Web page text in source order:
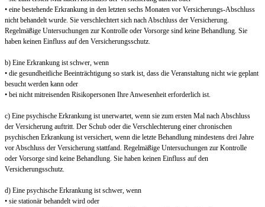
• eine bestehende Erkrankung in den letzten sechs Monaten vor Versicherungs-Abschluss
nicht behandelt wurde. Sie verschlechtert sich nach Abschluss der Versicherung.
Regelmäßige Untersuchungen zur Kontrolle oder Vorsorge sind keine Behandlung. Sie
haben keinen Einfluss auf den Versicherungsschutz.
b) Eine Erkrankung ist schwer, wenn
• die gesundheitliche Beeinträchtigung so stark ist, dass die Veranstaltung nicht wie geplant
besucht werden kann oder
• bei nicht mitreisenden Risikopersonen Ihre Anwesenheit erforderlich ist.
c) Eine psychische Erkrankung ist unerwartet, wenn sie zum ersten Mal nach Abschluss
der Versicherung auftritt. Der Schub oder die Verschlechterung einer chronischen
psychischen Erkrankung ist versichert, wenn die letzte Behandlung mindestens drei Jahre
vor Abschluss der Versicherung stattfand. Regelmäßige Untersuchungen zur Kontrolle
oder Vorsorge sind keine Behandlung. Sie haben keinen Einfluss auf den
Versicherungsschutz.
d) Eine psychische Erkrankung ist schwer, wenn
• sie stationär behandelt wird oder